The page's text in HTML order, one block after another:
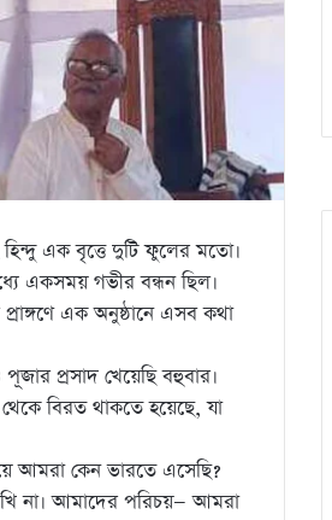
এক বৃত্তে দুটি ফুলের মতো।
একসময় গভীর বন্ধন ছিল।
প্রাঙ্গণে এক অনুষ্ঠানে এসব কথা
প্রসাদ খেয়েছি বহুবার।
বিরত থাকতে হয়েছে, যা
আমরা কেন ভারতে এসেছি?
না। আমাদের পরিচয়— আমরা